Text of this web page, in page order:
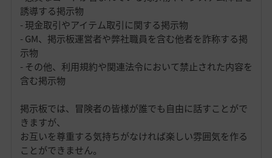
誘導する掲示物
- 現金取引やアイテム取引に関する掲示物
- GM、掲示板運営者や弊社職員を含む他者を詐称する掲
示物
- その他、利用規約や関連法令において禁止された内容を
含む掲示物
掲示板では、冒険者の皆様が誰でも自由に話すことがで
きますが、
お互いを尊重する気持ちがなければ楽しい雰囲気を作る
ことができません。